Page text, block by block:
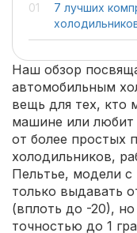
7 лучших
Наш обзор
автомобильным
вещь для тех, кто
машине или любит
от более простых
холодильников,
Пельтье, модели с
только выдавать
(вплоть до -20),
точностью до 1